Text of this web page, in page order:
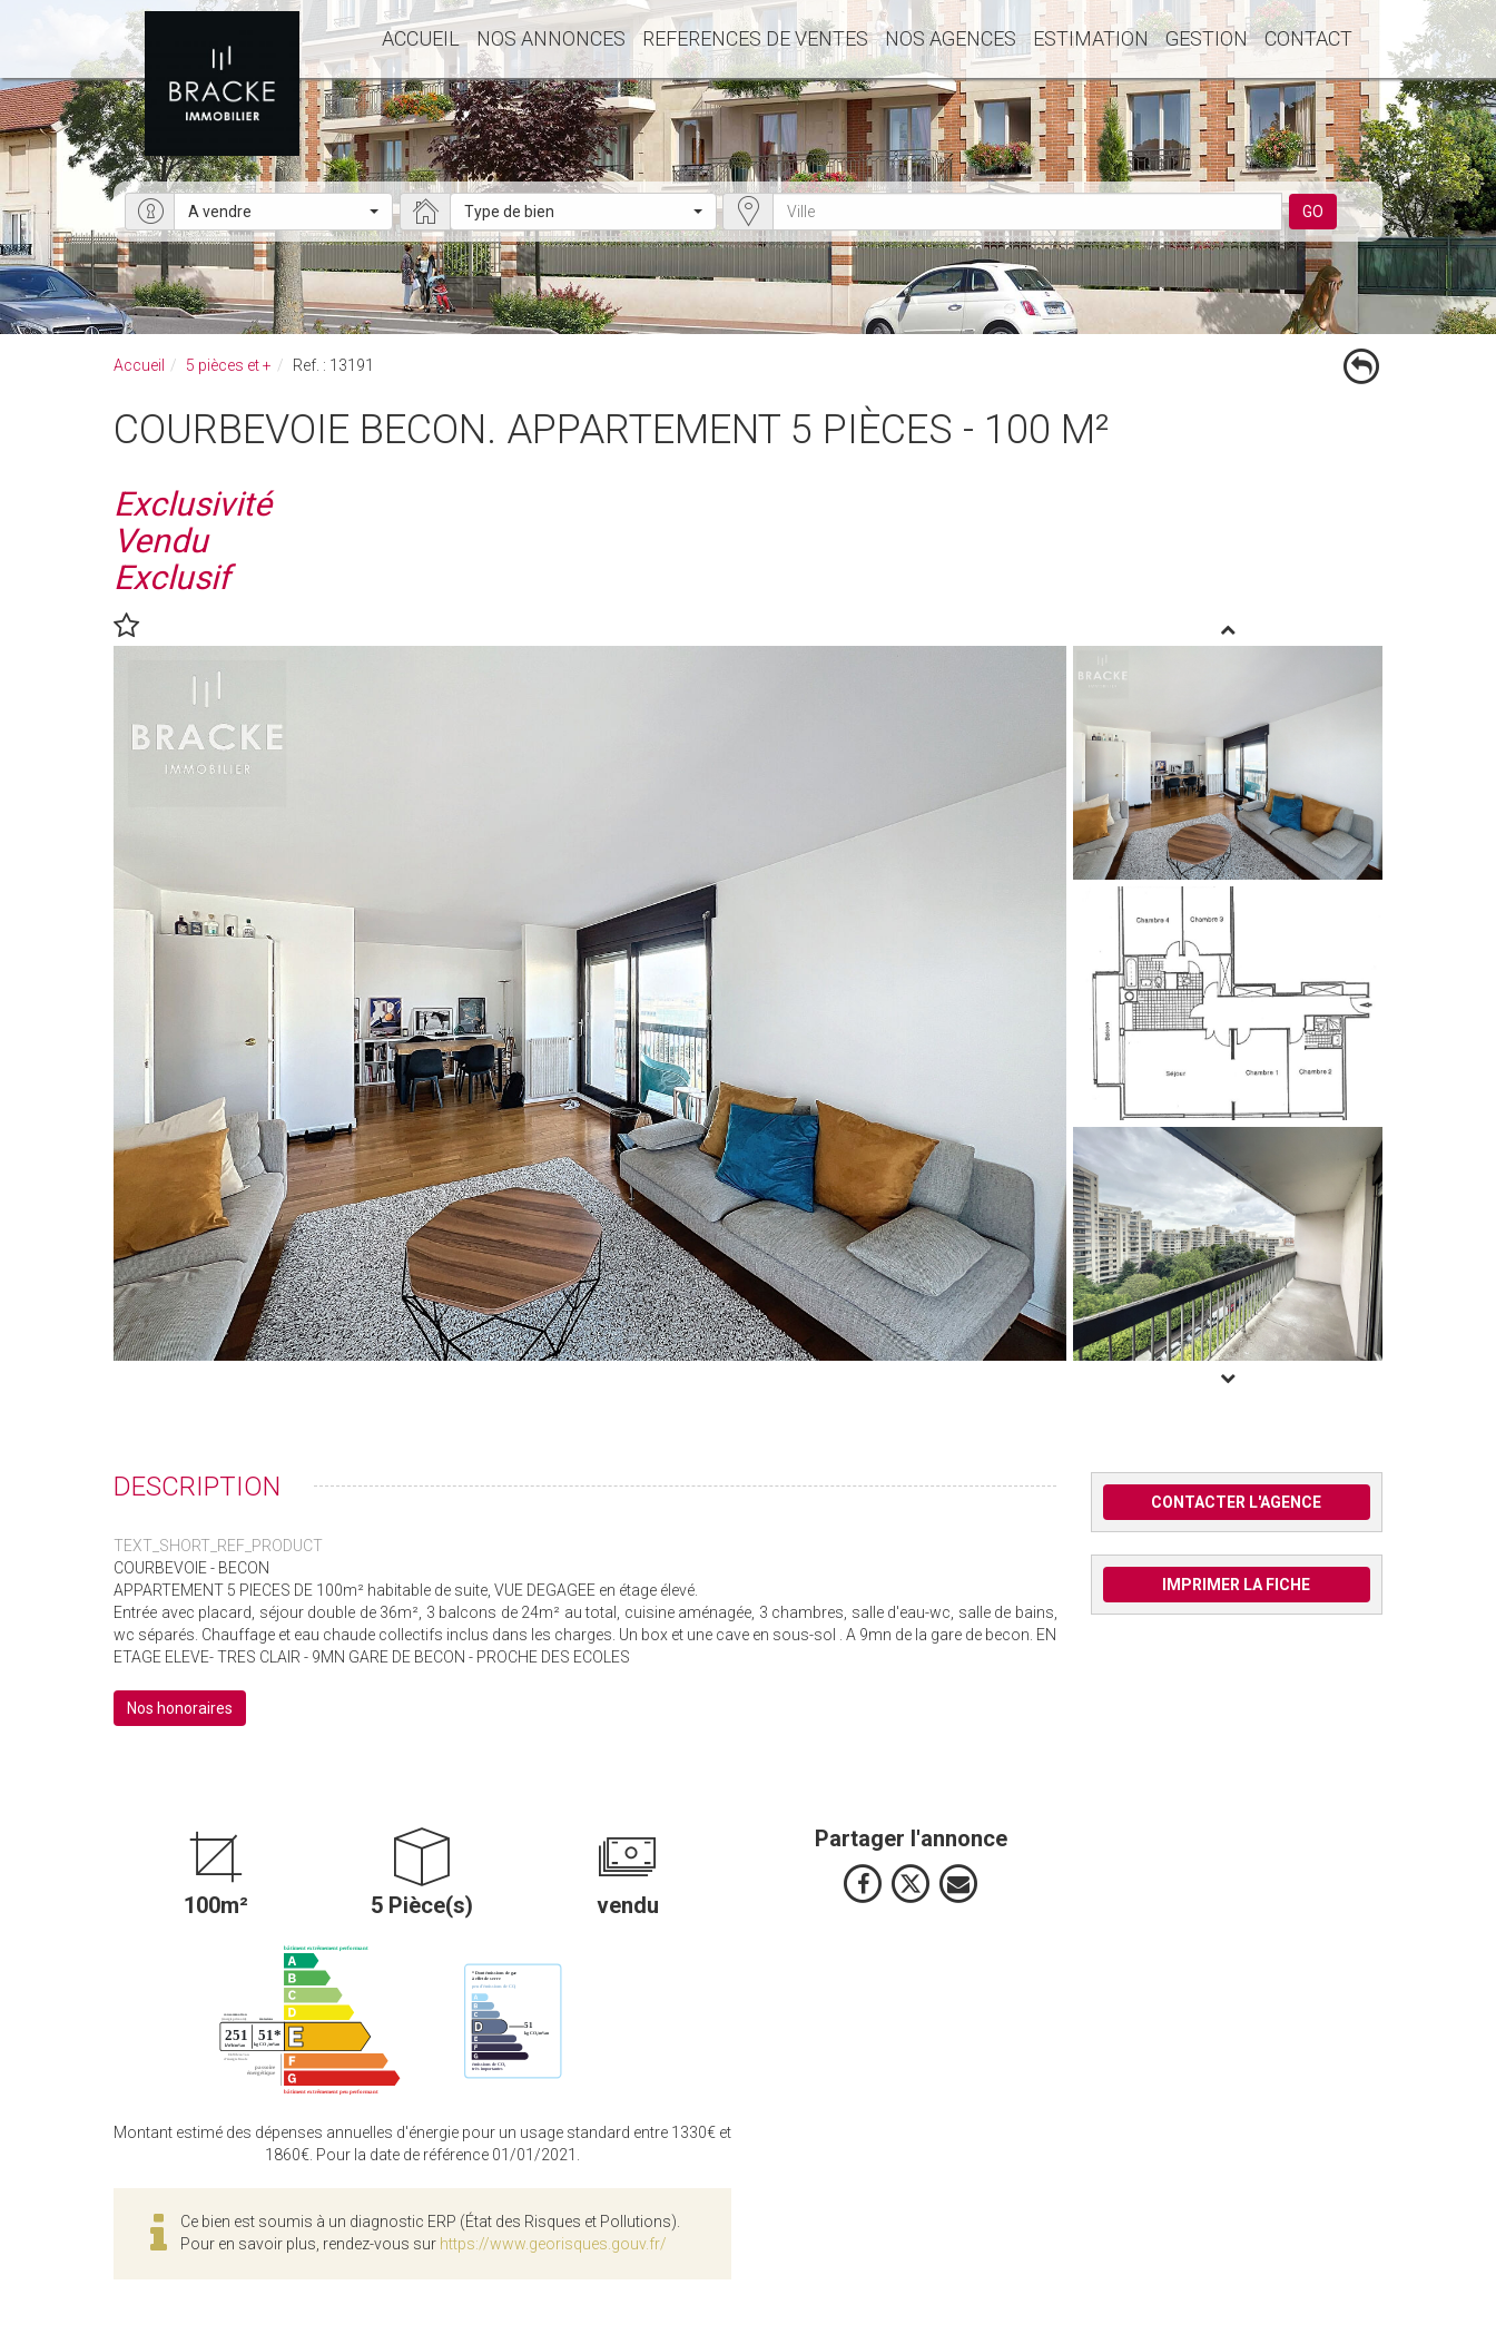
ACCUEIL NOS ANNONCES REFERENCES DE VENTES NOS AGENCES ESTIMATION GESTION CONTACT
A vendre Type de bien GO
Accueil 5 pièces et + Ref. : 13191
COURBEVOIE BECON. APPARTEMENT 5 PIÈCES - 100 M²
Exclusivité
Vendu
Exclusif
DESCRIPTION
TEXT_SHORT_REF_PRODUCT
COURBEVOIE - BECON
APPARTEMENT 5 PIECES DE 100m² habitable de suite, VUE DEGAGEE en étage élevé.
Entrée avec placard, séjour double de 36m², 3 balcons de 24m² au total, cuisine aménagée, 3 chambres, salle d'eau-wc, salle de bains,
wc séparés. Chauffage et eau chaude collectifs inclus dans les charges. Un box et une cave en sous-sol . A 9mn de la gare de becon. EN
ETAGE ELEVE- TRES CLAIR - 9MN GARE DE BECON - PROCHE DES ECOLES
Nos honoraires
100m² 5 Pièce(s) vendu
Montant estimé des dépenses annuelles d'énergie pour un usage standard entre 1330€ et
1860€. Pour la date de référence 01/01/2021.
Ce bien est soumis à un diagnostic ERP (État des Risques et Pollutions).
Pour en savoir plus, rendez-vous sur https://www.georisques.gouv.fr/
Partager l'annonce
CONTACTER L'AGENCE
IMPRIMER LA FICHE